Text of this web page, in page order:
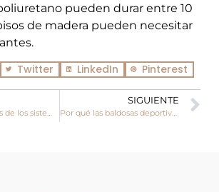
pueden durar entre 10
de madera pueden necesitar
Twitter LinkedIn Pinterest
SIGUIENTE
Por qué las baldosas deportivas entrelazadas son ideales para renovaciones rápidas